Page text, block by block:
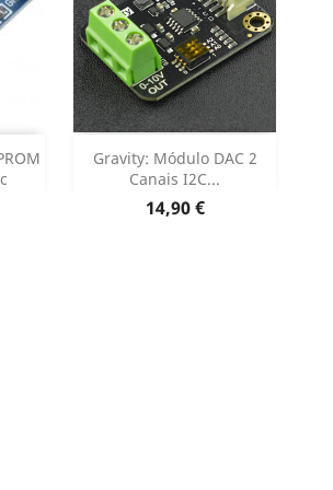
Gravity: Módulo DAC 2
Canais I2C...
Preço
14,90 €
Adicionar 
Dados do produto